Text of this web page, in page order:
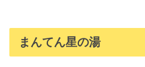
まんてん星の湯